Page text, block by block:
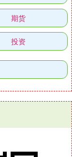
期货
投资